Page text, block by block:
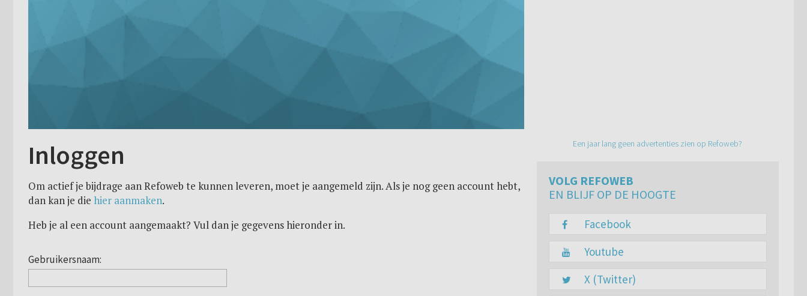
Inloggen
Om actief je bijdrage aan Refoweb te kunnen leveren, moet je aangemeld zijn. Als je nog geen account hebt,
dan kan je die hier aanmaken.
Heb je al een account aangemaakt? Vul dan je gegevens hieronder in.
Gebruikersnaam:
Een jaar lang geen advertenties zien op Refoweb?
VOLG REFOWEB
EN BLIJF OP DE HOOGTE
Facebook
Youtube
X (Twitter)